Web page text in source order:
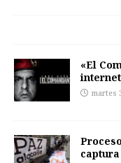
«El
internet
martes
captura